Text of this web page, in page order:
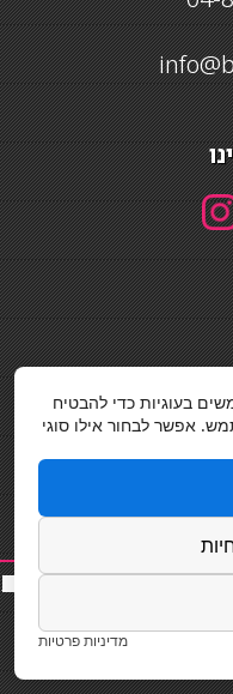
|כ
סאות
ציפורניים
בעוגיות כדי להבטיח
אפשר לבחור אילו סוגי
מדיניות פרטיות